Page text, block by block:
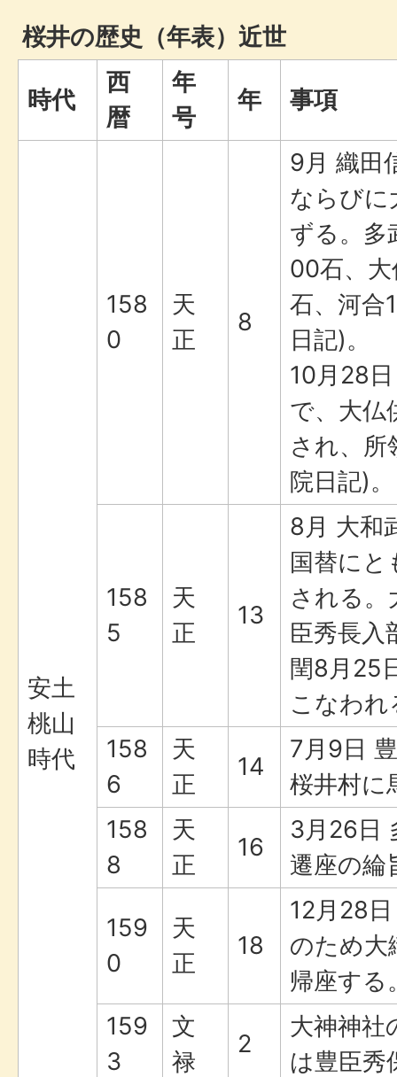
桜井の歴史（年表）近世
時代
西
暦
年
号
年 事項
安土
桃山
時代
158
0
天
正
8
9月 織田
ならびに
ずる。多
00石、
石、河合
日記)。
10月28
で、大仏
され、所
院日記)。
158
5
天
正
13
8月 大和
国替にと
される。
臣秀長入
閏8月25
こなわれ
158
6
天
正
14
7月9日
桜井村に
158
8
天
正
16
3月26日
遷座の綸
159
0
天
正
18
12月28
のため大
帰座する
159
3
文
禄
2
大神神社
は豊臣秀